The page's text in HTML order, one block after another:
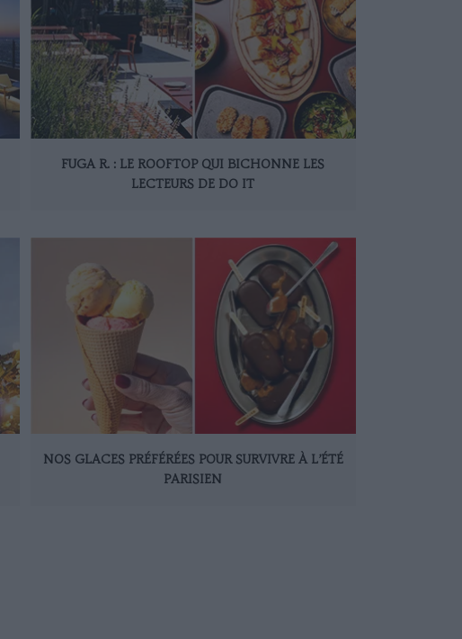
FUGA R. : LE ROOFTOP QUI BICHONNE LES
LECTEURS DE DO IT
NOS GLACES PRÉFÉRÉES POUR SURVIVRE À L’ÉTÉ
PARISIEN